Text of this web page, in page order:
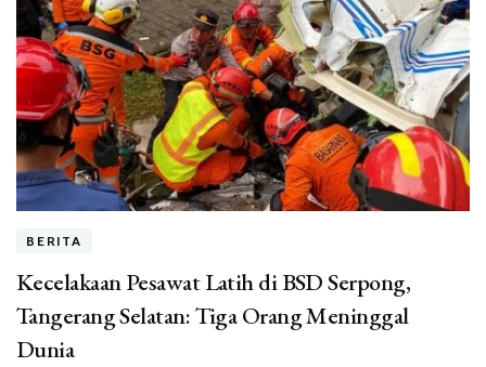
BERITA
Kecelakaan Pesawat Latih di BSD Serpong,
Tangerang Selatan: Tiga Orang Meninggal
Dunia